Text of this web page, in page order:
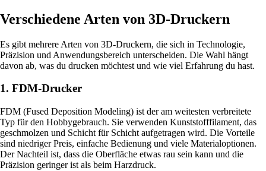
Verschiedene Arten von 3D-Druckern
Es gibt mehrere Arten von 3D-Druckern, die sich in Technologie,
Präzision und Anwendungsbereich unterscheiden. Die Wahl hängt
davon ab, was du drucken möchtest und wie viel Erfahrung du hast.
1. FDM-Drucker
FDM (Fused Deposition Modeling) ist der am weitesten verbreitete
Typ für den Hobbygebrauch. Sie verwenden Kunststofffilament, das
geschmolzen und Schicht für Schicht aufgetragen wird. Die Vorteile
sind niedriger Preis, einfache Bedienung und viele Materialoptionen.
Der Nachteil ist, dass die Oberfläche etwas rau sein kann und die
Präzision geringer ist als beim Harzdruck.